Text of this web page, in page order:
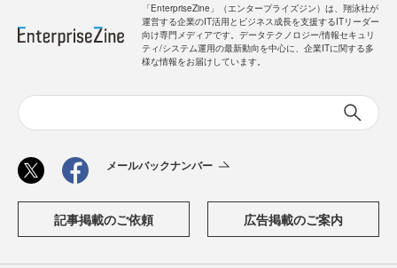
「EnterpriseZine」（エンタープライズジン）は、翔泳社が
運営する企業のIT活用とビジネス成長を支援するITリーダー
向け専門メディアです。データテクノロジー/情報セキュリ
ティ/システム運用の最新動向を中心に、企業ITに関する多
様な情報をお届けしています。
メールバックナンバー
記事掲載のご依頼 広告掲載のご案内